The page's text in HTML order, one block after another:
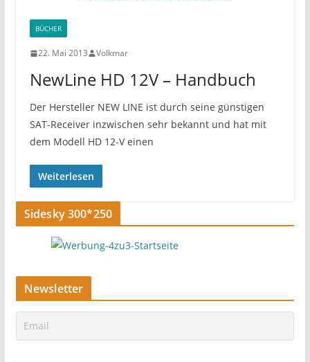
BÜCHER
22. Mai 2013 Volkmar
NewLine HD 12V – Handbuch
Der Hersteller NEW LINE ist durch seine günstigen
SAT-Receiver inzwischen sehr bekannt und hat mit
dem Modell HD 12-V einen
Weiterlesen
Sidesky 300*250
Newsletter